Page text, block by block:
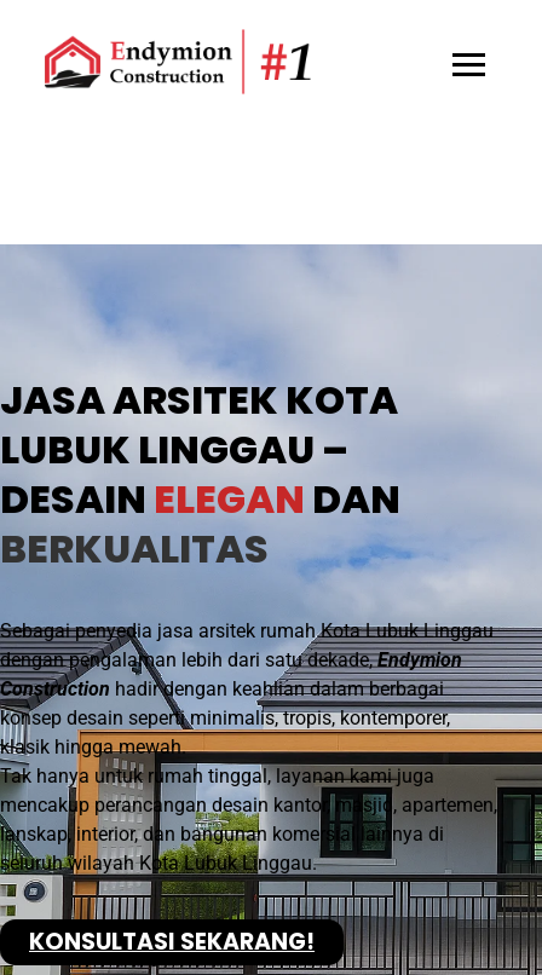
JASA ARSITEK KOTA
LUBUK LINGGAU –
DESAIN ELEGAN DAN
BERKUALITAS
Sebagai penyedia jasa arsitek rumahKota Lubuk Linggau
dengan pengalaman lebih dari satu dekade,Endymion
Construction hadir dengan keahlian dalam berbagai
konsep desain seperti minimalis, tropis, kontemporer,
klasik hingga mewah.
Tak hanya untuk rumah tinggal, layanan kami juga
mencakup perancangan desain kantor, masjid, apartemen,
lanskap, interior, dan bangunan komersial lainnya di
seluruh wilayahKota Lubuk Linggau.
KONSULTASI SEKARANG!